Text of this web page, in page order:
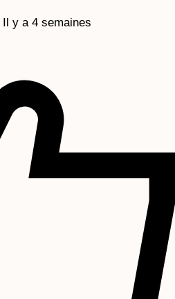
Il y a 4 semaines